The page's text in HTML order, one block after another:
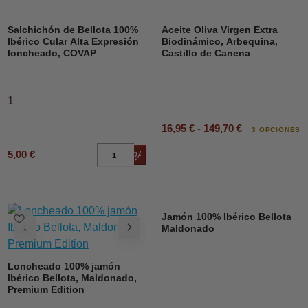
Salchichón de Bellota 100%
Ibérico Cular Alta Expresión
loncheado, COVAP
1
5,00 € Añadir al carrito
DESCUENTO
Aceite Oliva Virgen Extra
Biodinámico, Arbequina,
Castillo de Canena
16,95 € - 149,70 € 3 OPCIONES
Loncheado 100% jamón
Ibérico Bellota, Maldonado,
Premium Edition
Jamón 100% Ibérico Bellota
Maldonado